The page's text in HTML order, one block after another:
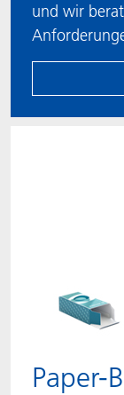
und wir
Paper-